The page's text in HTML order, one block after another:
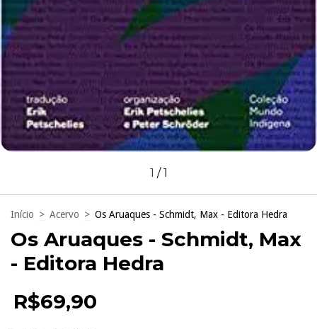
1 /1
Início > Acervo > Os Aruaques - Schmidt, Max - Editora Hedra
Os Aruaques - Schmidt, Max
- Editora Hedra
R$69,90